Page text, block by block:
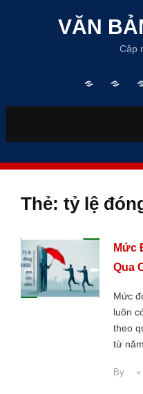
VĂN
Cập
chủ
VẤN
Thẻ: tỷ lệ
Mức
Qua
Mức
luôn
theo
từ
By